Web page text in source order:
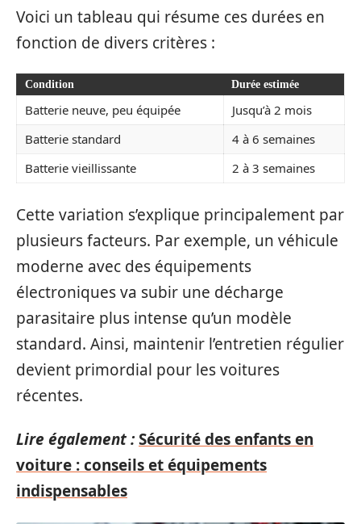
Voici un tableau qui résume ces durées en
fonction de divers critères :
Condition Durée estimée
Batterie neuve, peu équipée
Jusqu’à 2 mois
Batterie standard
4 à 6 semaines
Batterie vieillissante
2 à 3 semaines
Cette variation s’explique principalement par
plusieurs facteurs. Par exemple, un véhicule
moderne avec des équipements
électroniques va subir une décharge
parasitaire plus intense qu’un modèle
standard. Ainsi, maintenir l’entretien régulier
devient primordial pour les voitures
récentes.
Lire également :Sécurité des enfants en
voiture : conseils et équipements
indispensables